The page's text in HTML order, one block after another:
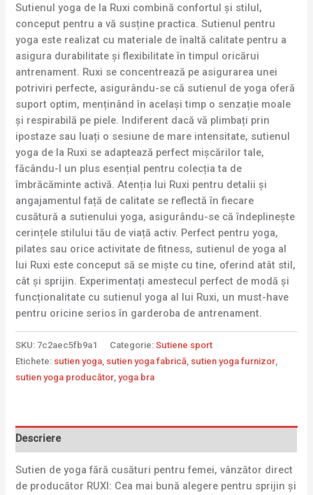
Sutienul yoga de la Ruxi combină confortul și stilul,
conceput pentru a vă susține practica. Sutienul pentru
yoga este realizat cu materiale de înaltă calitate pentru a
asigura durabilitate și flexibilitate în timpul oricărui
antrenament. Ruxi se concentrează pe asigurarea unei
potriviri perfecte, asigurându-se că sutienul de yoga oferă
suport optim, menținând în același timp o senzație moale
și respirabilă pe piele. Indiferent dacă vă plimbați prin
ipostaze sau luați o sesiune de mare intensitate, sutienul
yoga de la Ruxi se adaptează perfect mișcărilor tale,
făcându-l un plus esențial pentru colecția ta de
îmbrăcăminte activă. Atenția lui Ruxi pentru detalii și
angajamentul față de calitate se reflectă în fiecare
cusătură a sutienului yoga, asigurându-se că îndeplinește
cerințele stilului tău de viață activ. Perfect pentru yoga,
pilates sau orice activitate de fitness, sutienul de yoga al
lui Ruxi este conceput să se miște cu tine, oferind atât stil,
cât și sprijin. Experimentați amestecul perfect de modă și
funcționalitate cu sutienul yoga al lui Ruxi, un must-have
pentru oricine serios în garderoba de antrenament.
SKU: 7c2aec5fb9a1 Categorie:Sutiene sport
Etichete: sutien yoga sutien yoga fabrică sutien yoga furnizor
sutien yoga producător ,yoga bra
Descriere
Sutien de yoga fără cusături pentru femei, vânzător direct
de producător RUXI: Cea mai bună alegere pentru sprijin și